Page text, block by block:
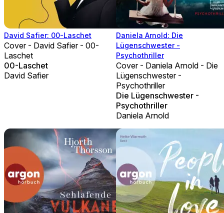
David Safier: 00-Laschet
Cover - David Safier - 00-
Laschet
00-Laschet
David Safier
Daniela Arnold: Die
Lügenschwester -
Psychothriller
Cover - Daniela Arnold - Die
Lügenschwester -
Psychothriller
Die Lügenschwester -
Psychothriller
Daniela Arnold